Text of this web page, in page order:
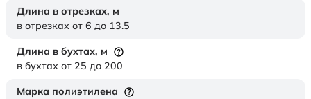
Длина в отрезках, м
в отрезках от 6 до 13.5
Длина в бухтах, м
в бухтах от 25 до 200
Марка полиэтилена